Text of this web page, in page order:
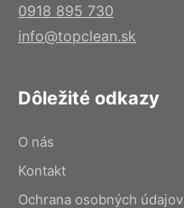
0918 895 730
info@topclean.sk
Dôležité odkazy
O nás
Kontakt
Ochrana osobných údajov